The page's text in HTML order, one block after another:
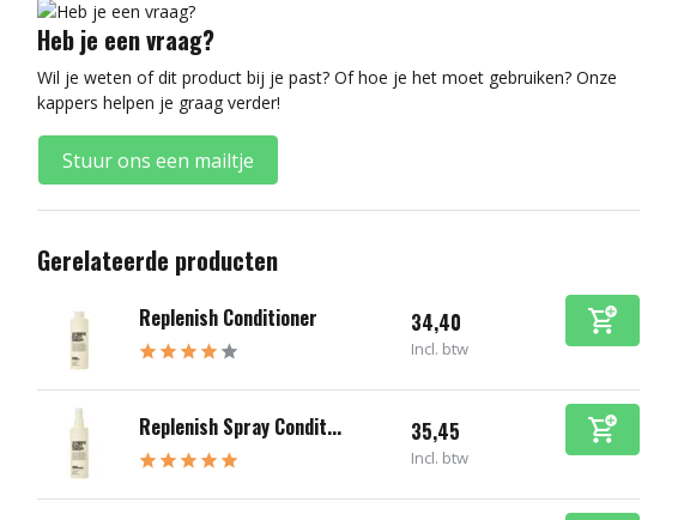
Heb je een vraag?
Wil je weten of dit product bij je past? Of hoe je het moet gebruiken? Onze
kappers helpen je graag verder!
Stuur ons een mailtje
Gerelateerde producten
Replenish Conditioner 34,40
Incl. btw
Replenish Spray Condit... 35,45
Incl. btw